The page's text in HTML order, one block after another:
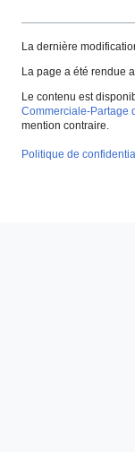
La dernière
La page a été rendue
Le contenu est
Commerciale-Partage
mention contraire.
Politique de